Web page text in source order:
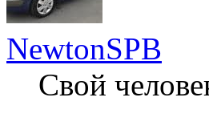
NewtonSPB
Свой